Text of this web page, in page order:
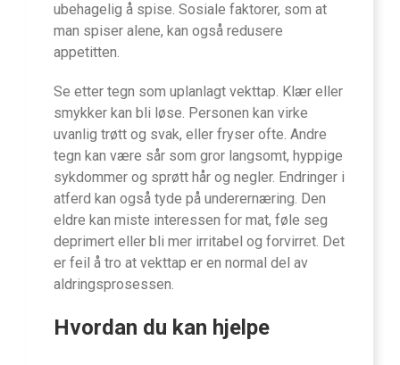
ubehagelig å spise. Sosiale faktorer, som at
man spiser alene, kan også redusere
appetitten.
Se etter tegn som uplanlagt vekttap. Klær eller
smykker kan bli løse. Personen kan virke
uvanlig trøtt og svak, eller fryser ofte. Andre
tegn kan være sår som gror langsomt, hyppige
sykdommer og sprøtt hår og negler. Endringer i
atferd kan også tyde på underernæring. Den
eldre kan miste interessen for mat, føle seg
deprimert eller bli mer irritabel og forvirret. Det
er feil å tro at vekttap er en normal del av
aldringsprosessen.
Hvordan du kan hjelpe